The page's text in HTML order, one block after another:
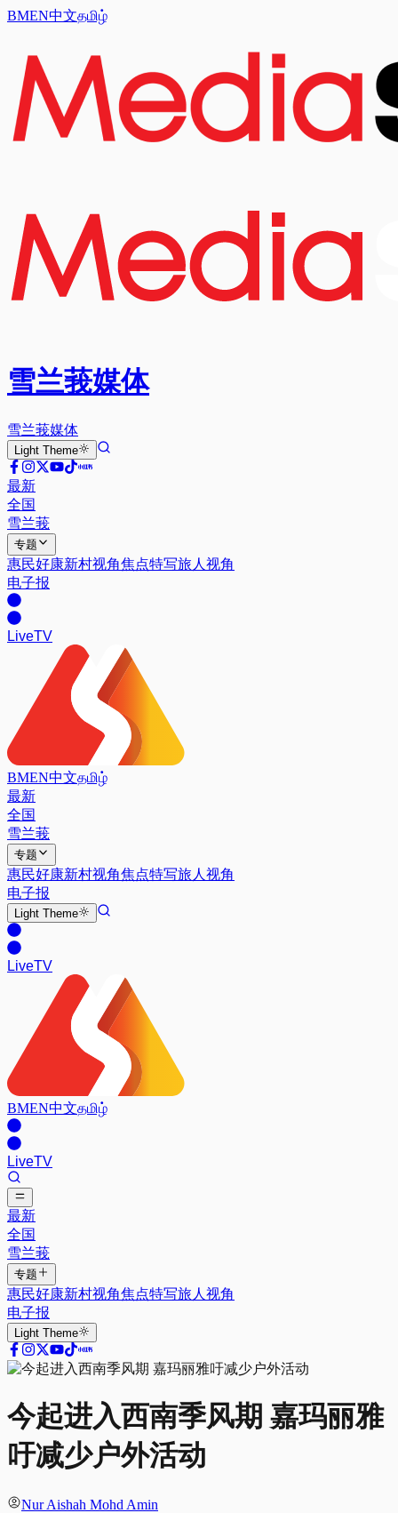
BMEN中文தமிழ்
雪兰莪媒体
雪兰莪媒体
Light Theme
最新
全国
雪兰莪
专题
惠民好康新村视角焦点特写旅人视角
电子报
LiveTV
BMEN中文தமிழ்
最新
全国
雪兰莪
专题
惠民好康新村视角焦点特写旅人视角
电子报
Light Theme
LiveTV
BMEN中文தமிழ்
LiveTV
最新
全国
雪兰莪
专题
惠民好康新村视角焦点特写旅人视角
电子报
Light Theme
今起进入西南季风期 嘉玛丽雅
吁减少户外活动
Nur Aishah Mohd Amin